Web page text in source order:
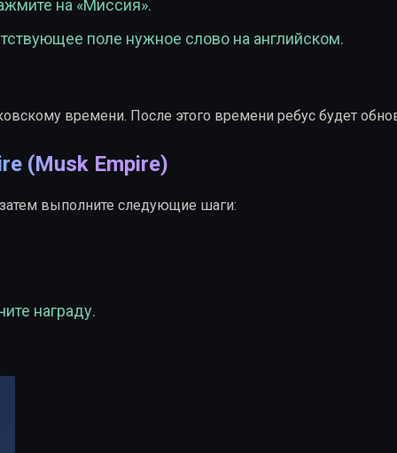
на «Миссия».
поле нужное слово на английском.
времени. После этого времени ребус будет
(Musk Empire)
затем выполните следующие шаги:
награду.